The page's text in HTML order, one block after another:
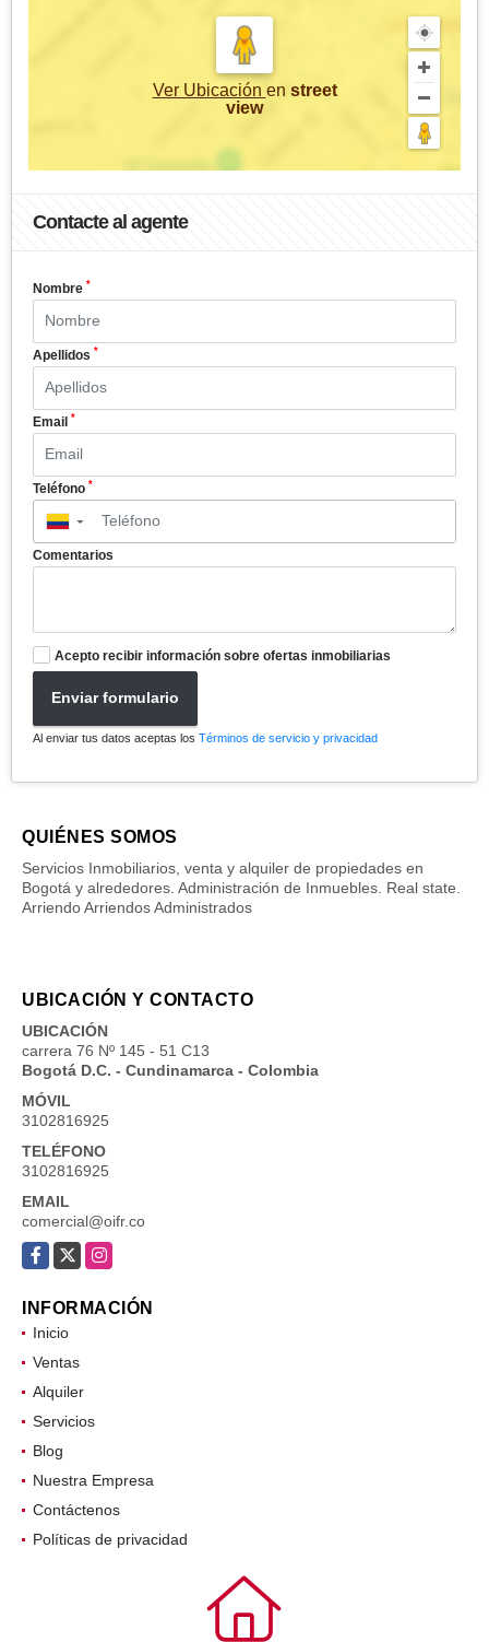
Ver Ubicación en street
view
Contacte al agente
Nombre *
Apellidos *
Email *
Teléfono *
▼
Comentarios
Acepto recibir información sobre ofertas inmobiliarias
Enviar formulario
Al enviar tus datos aceptas los Términos de servicio y privacidad
QUIÉNES SOMOS
Servicios Inmobiliarios, venta y alquiler de propiedades en
Bogotá y alrededores. Administración de Inmuebles. Real state.
Arriendo Arriendos Administrados
UBICACIÓN Y CONTACTO
UBICACIÓN
carrera 76 Nº 145 - 51 C13
Bogotá D.C. - Cundinamarca - Colombia
MÓVIL
3102816925
TELÉFONO
3102816925
EMAIL
comercial@oifr.co
Facebook
X Instagram
INFORMACIÓN
Inicio
Ventas
Alquiler
Servicios
Blog
Nuestra Empresa
Contáctenos
Políticas de privacidad